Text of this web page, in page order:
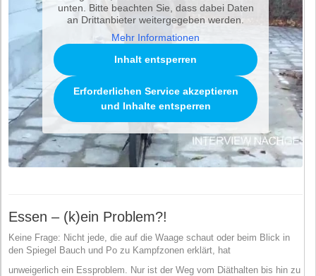
unten. Bitte beachten Sie, dass dabei Daten
an Drittanbieter weitergegeben werden.
Mehr Informationen
Inhalt entsperren
Erforderlichen Service akzeptieren
und Inhalte entsperren
Essen – (k)ein Problem?!
Keine Frage: Nicht jede, die auf die Waage schaut oder beim Blick in
den Spiegel Bauch und Po zu Kampfzonen erklärt, hat
unweigerlich ein Essproblem. Nur ist der Weg vom Diäthalten bis hin zu